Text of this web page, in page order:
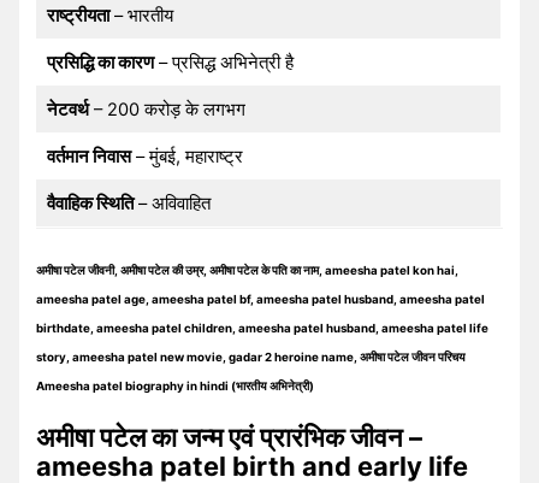
राष्ट्रीयता– भारतीय
प्रसिद्धि का कारण– प्रसिद्ध अभिनेत्री है
नेटवर्थ– 200 करोड़ के लगभग
वर्तमान निवास– मुंबई, महाराष्ट्र
वैवाहिक स्थिति– अविवाहित
अमीषा पटेल जीवनी, अमीषा पटेल की उम्र, अमीषा पटेल के पति का नाम, ameesha patel kon hai,
ameesha patel age, ameesha patel bf, ameesha patel husband, ameesha patel
birthdate, ameesha patel children, ameesha patel husband, ameesha patel life
story, ameesha patel new movie, gadar 2 heroine name, अमीषा पटेल जीवन परिचय
Ameesha patel biography in hindi (भारतीय अभिनेत्री)
अमीषा पटेल का जन्म एवं प्रारंभिक जीवन –
ameesha patel birth and early life